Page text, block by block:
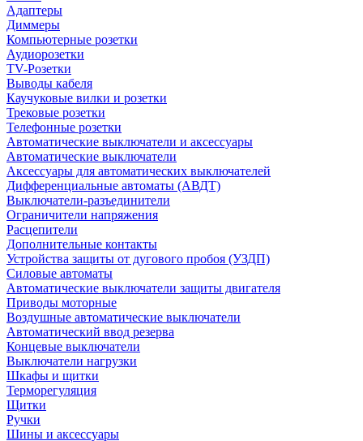
Адаптеры
Диммеры
Компьютерные розетки
Аудиорозетки
TV-Розетки
Выводы кабеля
Каучуковые вилки и розетки
Трековые розетки
Телефонные розетки
Автоматические выключатели и аксессуары
Автоматические выключатели
Аксессуары для автоматических выключателей
Дифференциальные автоматы (АВДТ)
Выключатели-разъединители
Ограничители напряжения
Расцепители
Дополнительные контакты
Устройства защиты от дугового пробоя (УЗДП)
Силовые автоматы
Автоматические выключатели защиты двигателя
Приводы моторные
Воздушные автоматические выключатели
Автоматический ввод резерва
Концевые выключатели
Выключатели нагрузки
Шкафы и щитки
Терморегуляция
Щитки
Ручки
Шины и аксессуары